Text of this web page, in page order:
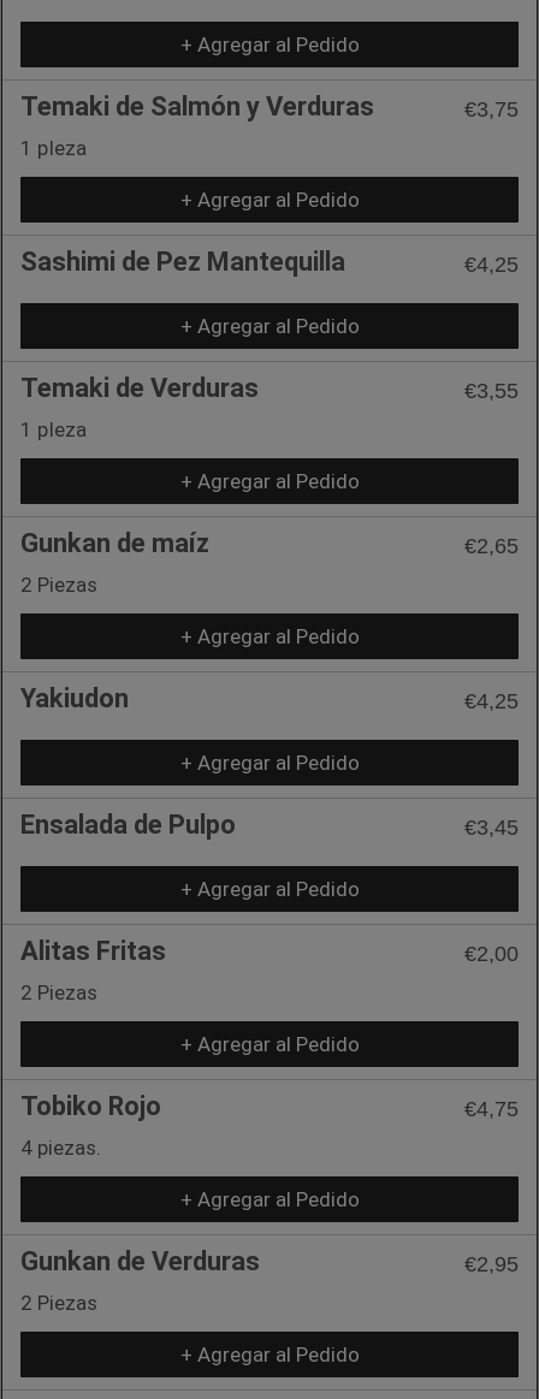
+ Agregar al Pedido
Temaki de Salmón y Verduras
€3,75
1 pIeza
+ Agregar al Pedido
Sashimi de Pez Mantequilla €4,25
+ Agregar al Pedido
Temaki de Verduras
€3,55
1 pIeza
+ Agregar al Pedido
Gunkan de maíz
€2,65
2 Piezas
+ Agregar al Pedido
Yakiudon €4,25
+ Agregar al Pedido
Ensalada de Pulpo €3,45
+ Agregar al Pedido
Alitas Fritas
€2,00
2 Piezas
+ Agregar al Pedido
Tobiko Rojo
€4,75
4 piezas.
+ Agregar al Pedido
Gunkan de Verduras
€2,95
2 Piezas
+ Agregar al Pedido